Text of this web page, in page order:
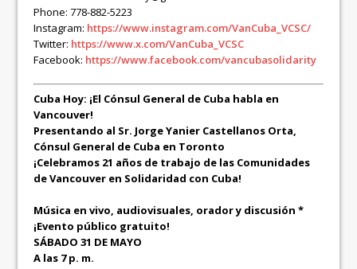
Phone: 778-882-5223
Instagram: https://www.instagram.com/VanCuba_VCSC/
Twitter: https://www.x.com/VanCuba_VCSC
Facebook: https://www.facebook.com/vancubasolidarity
Cuba Hoy: ¡El Cónsul General de Cuba habla en
Vancouver!
Presentando al Sr. Jorge Yanier Castellanos Orta,
Cónsul General de Cuba en Toronto
¡Celebramos 21 años de trabajo de las Comunidades
de Vancouver en Solidaridad con Cuba!
Música en vivo, audiovisuales, orador y discusión *
¡Evento público gratuito!
SÁBADO 31 DE MAYO
A las 7 p. m.